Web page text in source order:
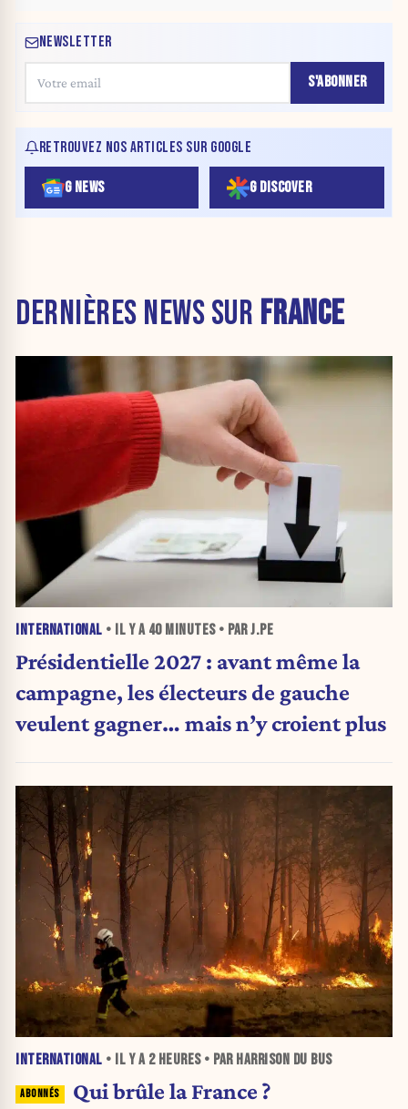
NEWSLETTER
S'ABONNER
RETROUVEZ NOS ARTICLES SUR GOOGLE
G NEWS G DISCOVER
DERNIÈRES NEWS SUR FRANCE
INTERNATIONAL • IL Y A 40 MINUTES• PAR J.PE
Présidentielle 2027 : avant même la
campagne, les électeurs de gauche
veulent gagner… mais n’y croient plus
INTERNATIONAL • IL Y A 2 HEURES• PAR HARRISON DU BUS
Qui brûle la France ?